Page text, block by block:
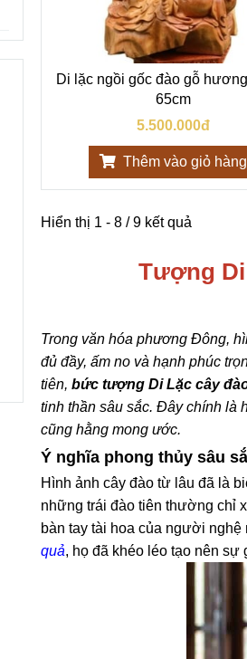
Di lặc ngồi gốc đào gỗ
65cm
5.500.000đ
Thêm vào giỏ hàng
Hiển thị 1 - 8 / 9 kết quả
Tượng
Trong văn hóa phương Đông,
đủ đầy, ấm no và hạnh phúc
tiên, bức tượng Di Lặc cây
tinh thần sâu sắc. Đây chính là
cũng hằng mong ước.
Ý nghĩa phong thủy sâu
Hình ảnh cây đào từ lâu đã là
những trái đào tiên thường chỉ
bàn tay tài hoa của người
quả, họ đã khéo léo tạo nên sự